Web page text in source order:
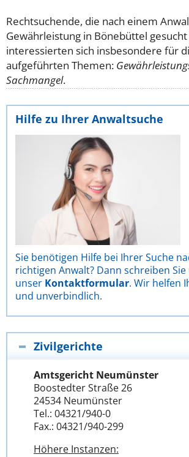
Rechtsuchende, die nach einem
Gewährleistung in Bönebüttel
interessierten sich insbesondere für
aufgeführten Themen:
Sachmangel.
Hilfe zu Ihrer Anwaltsuche
Sie benötigen Hilfe bei Ihrer Suche
richtigen Anwalt? Dann schreiben
unser Kontaktformular. Wir helfen
und unverbindlich.
Zivilgerichte
Amtsgericht Neumünster
Boostedter Straße 26
24534 Neumünster
Tel.: 04321/940-0
Fax.: 04321/940-299
Höhere Instanzen: